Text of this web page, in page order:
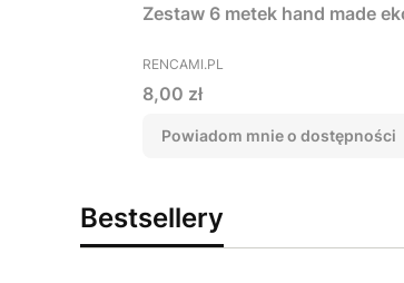
Zestaw 6 metek hand made
PRODUCENT
RENCAMI.PL
Cena
8,00 zł
Powiadom mnie o dostępności
Bestsellery